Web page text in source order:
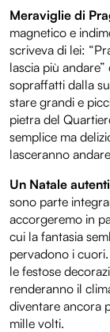
Meraviglie di
magnetico e
scriveva di lei:
lascia più
sopraffatti dalla
stare grandi e
pietra del
semplice ma
lasceranno
Un Natale
sono parte
accorgeremo in
cui la fantasia
pervadono i
le festose
renderanno il
diventare ancora
mille volti.